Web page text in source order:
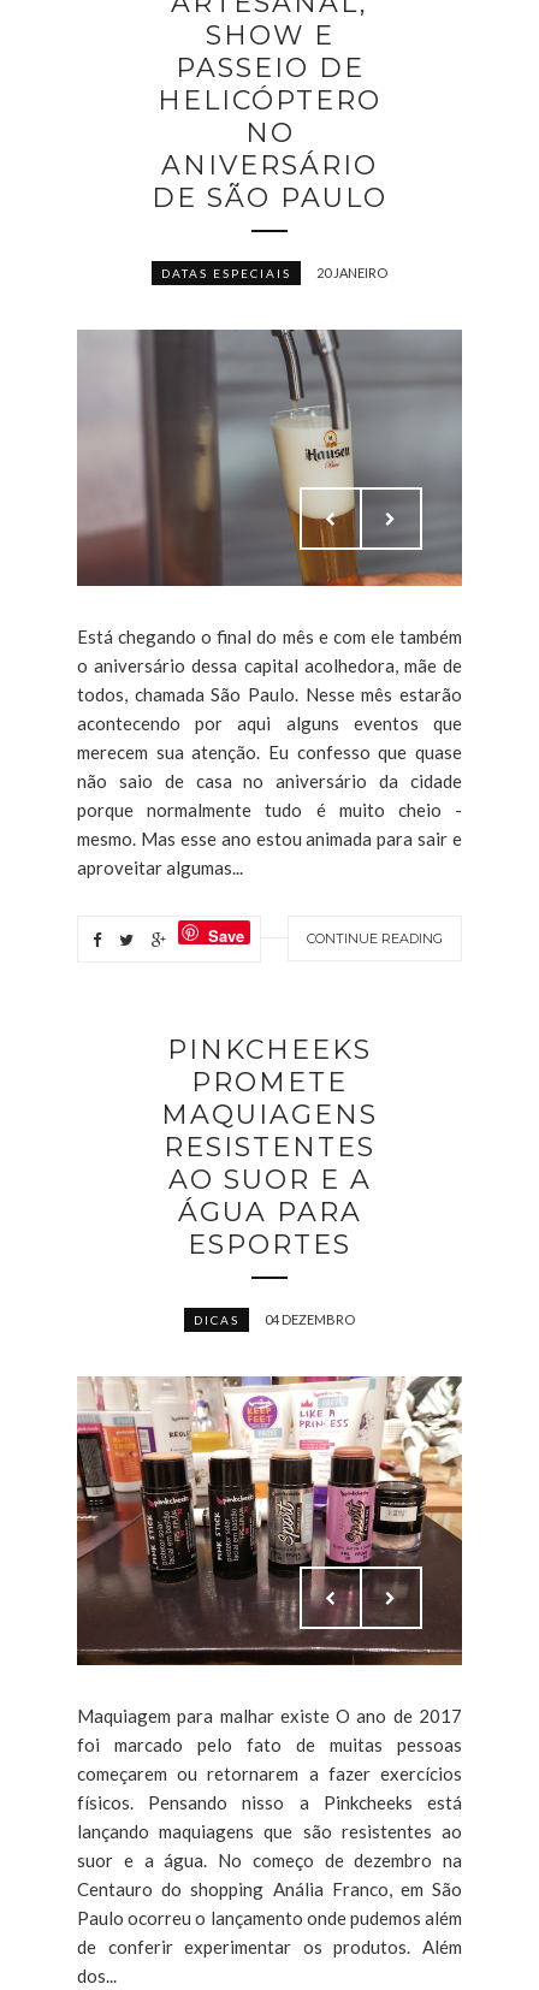
SHOW E
PASSEIO DE
HELICÓPTERO
NO
ANIVERSÁRIO
DE SÃO PAULO
DATAS ESPECIAIS 20 JANEIRO
Está chegando o final do mês e com ele também
o aniversário dessa capital acolhedora, mãe de
todos, chamada São Paulo. Nesse mês estarão
acontecendo por aqui alguns eventos que
merecem sua atenção. Eu confesso que quase
não saio de casa no aniversário da cidade
porque normalmente tudo é muito cheio -
mesmo. Mas esse ano estou animada para sair e
aproveitar algumas...
CONTINUE READING
Save
PINKCHEEKS
PROMETE
MAQUIAGENS
RESISTENTES
AO SUOR E A
ÁGUA PARA
ESPORTES
DICAS 04 DEZEMBRO
Maquiagem para malhar existe O ano de 2017
foi marcado pelo fato de muitas pessoas
começarem ou retornarem a fazer exercícios
físicos. Pensando nisso a Pinkcheeks está
lançando maquiagens que são resistentes ao
suor e a água. No começo de dezembro na
Centauro do shopping Anália Franco, em São
Paulo ocorreu o lançamento onde pudemos além
de conferir experimentar os produtos. Além
dos...